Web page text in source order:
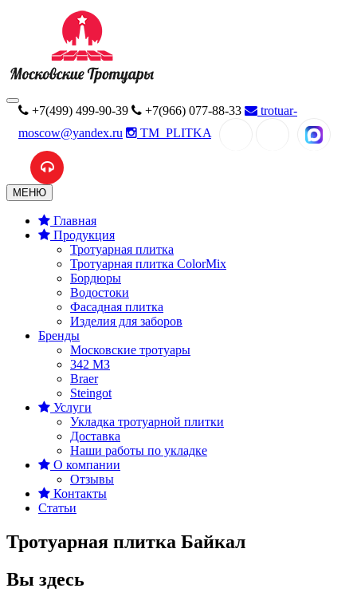
+7(499) 499-90-39 +7(966) 077-88-33
trotuar-
moscow@yandex.ru
TM_PLITKA
MAX
МЕНЮ
Главная
Продукция
Тротуарная плитка
Тротуарная плитка ColorMix
Бордюры
Водостоки
Фасадная плитка
Изделия для заборов
Бренды
Московские тротуары
342 MЗ
Braer
Steingot
Услуги
Укладка тротуарной плитки
Доставка
Наши работы по укладке
О компании
Отзывы
Контакты
Статьи
Тротуарная плитка Байкал
Вы здесь